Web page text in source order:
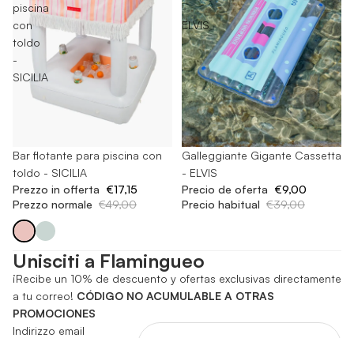
piscina
con
toldo
-
SICILIA
Esaurito
Bar flotante para piscina con
toldo - SICILIA
Prezzo in offerta €17,15
Prezzo normale €49,00
-
ELVIS
Esaurito
Galleggiante Gigante Cassetta
- ELVIS
Precio de oferta €9,00
Precio habitual €39,00
Unisciti a Flamingueo
¡Recibe un 10% de descuento y ofertas exclusivas directamente
a tu correo! CÓDIGO NO ACUMULABLE A OTRAS
PROMOCIONES
Indirizzo email